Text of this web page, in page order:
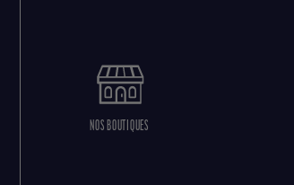
NOS BOUTIQUES